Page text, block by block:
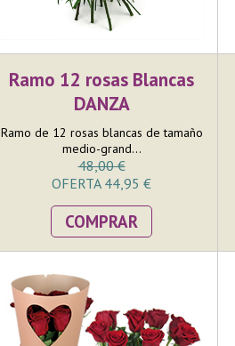
Ramo 12 rosas Blancas
DANZA
Ramo de 12 rosas blancas de tamaño
medio-grand...
48,00 €
OFERTA 44,95 €
COMPRAR